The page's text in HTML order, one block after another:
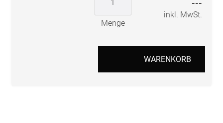
Menge
---
inkl. MwSt.
WARENKORB